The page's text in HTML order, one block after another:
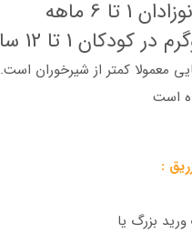
معمولا کمتر از شیرخوران است.
است
:
وريد بزرگ يا